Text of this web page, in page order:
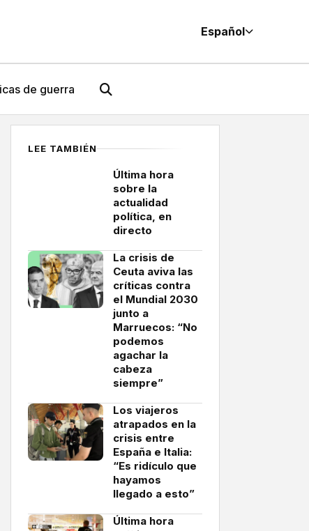
Español
de guerra
LEE TAMBIÉN
Última hora
sobre la
actualidad
política, en
directo
La crisis de
Ceuta aviva las
críticas contra
el Mundial 2030
junto a
Marruecos: “No
podemos
agachar la
cabeza
siempre”
Los viajeros
atrapados en la
crisis entre
España e Italia:
“Es ridículo que
hayamos
llegado a esto”
Última hora